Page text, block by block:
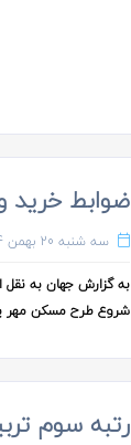
ضوابط
سه شنبه 20 بهمن 1394
به گزارش جهان به نقل
شروع طرح مسکن مهر یعنی سال 86 تا
رتبه سوم